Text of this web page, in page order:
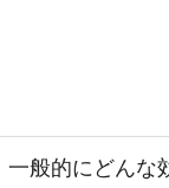
般的にどん